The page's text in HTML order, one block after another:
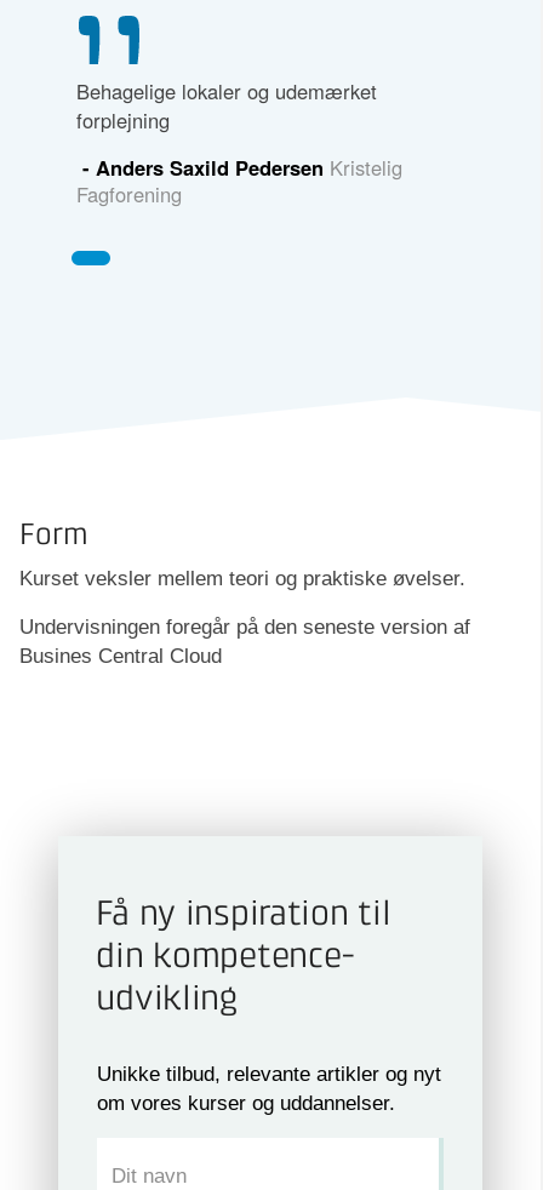
Behagelige lokaler og udemærket
forplejning
- Anders Saxild Pedersen Kristelig
Fagforening
Form
Kurset veksler mellem teori og praktiske øvelser.
Undervisningen foregår på den seneste version af
Busines Central Cloud
Få ny inspiration til
din kompetence­
udvikling
Unikke tilbud, relevante artikler og nyt
om vores kurser og uddannelser.
Dit navn